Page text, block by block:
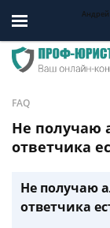
FAQ
Не получаю
ответчика
Не получаю
ответчика